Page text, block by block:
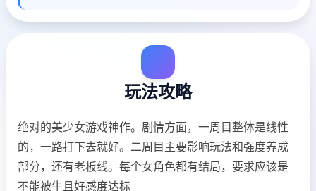
玩法攻略
绝对的美少女游戏神作。剧情方面，一周目整体是线性
的，一路打下去就好。二周目主要影响玩法和强度养成
部分，还有老板线。每个女角色都有结局，要求应该是
不能被牛且好感度达标